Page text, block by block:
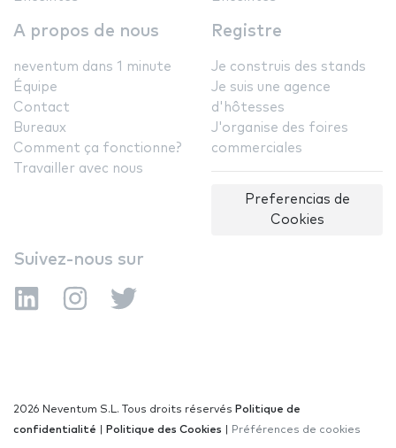
A propos de nous
neventum dans 1 minute
Équipe
Contact
Bureaux
Comment ça fonctionne?
Travailler avec nous
Registre
Je construis des stands
Je suis une agence
d'hôtesses
J'organise des foires
commerciales
Preferencias de
Cookies
Suivez-nous sur
2026 Neventum S.L. Tous droits réservés Politique de
confidentialité
Politique des Cookies Préférences de cookies